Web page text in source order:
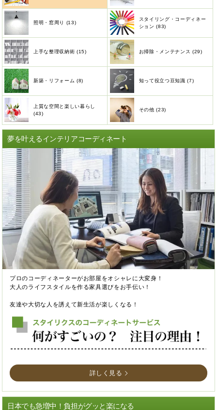
照明・窓周り (13)
スタイリング・コーディネー
ション (83)
上手な整理収納術 (15) お掃除・メンテナンス (29)
新築・リフォーム (8) 知って役立つ豆知識 (7)
上質な空間と楽しい暮らし
(43)
その他 (23)
夢を叶えるインテリアコーディネート
プロのコーディネーターがお部屋をオシャレに大変身！
大人のライフスタイルを作る家具選びをお手伝い！
友達や大切な人を誘えて新生活が楽しくなる！
詳しく見る
日本でも急増中！負担がグッと楽になる